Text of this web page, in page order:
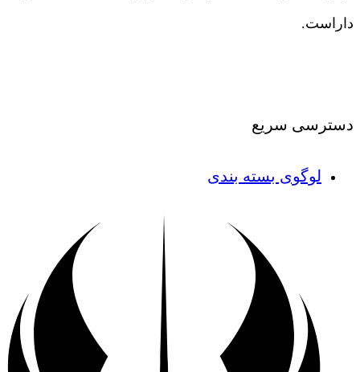
داراست.
دسترسی سریع
لوگوی بسته بندی